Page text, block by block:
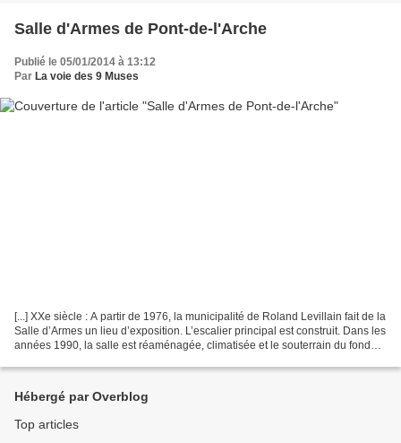
Salle d'Armes de Pont-de-l'Arche
Publié le 05/01/2014 à 13:12
Par La voie des 9 Muses
[...] XXe siècle : A partir de 1976, la municipalité de Roland Levillain fait de la
Salle d’Armes un lieu d’exposition. L’escalier principal est construit. Dans les
années 1990, la salle est réaménagée, climatisée et le souterrain du fond
Hébergé par Overblog
Top articles